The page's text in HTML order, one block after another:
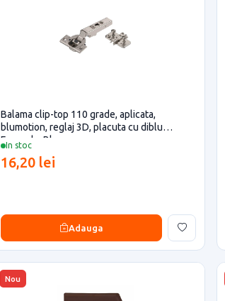
In stoc
Balama clip-top 110 grade, aplicata,
blumotion, reglaj 3D, placuta cu diblu
Expando, Blum
16,20 lei
Adauga
Nou